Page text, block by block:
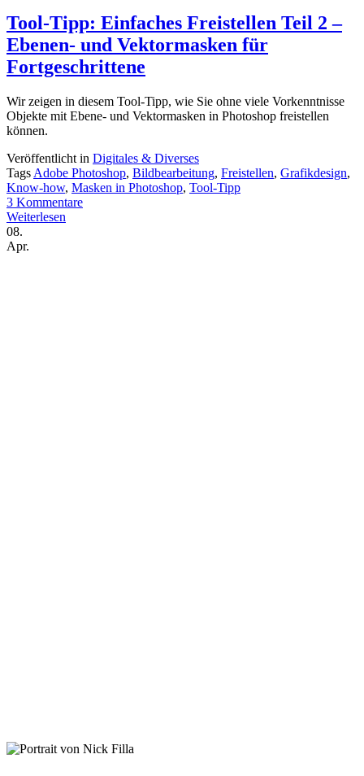
Tool-Tipp: Einfaches Freistellen Teil 2 –
Ebenen- und Vektormasken für
Fortgeschrittene
Wir zeigen in diesem Tool-Tipp, wie Sie ohne viele Vorkenntnisse
Objekte mit Ebene- und Vektormasken in Photoshop freistellen
können.
Veröffentlicht in Digitales & Diverses
Tags Adobe Photoshop, Bildbearbeitung, Freistellen, Grafikdesign,
Know-how, Masken in Photoshop, Tool-Tipp
3 Kommentare
Weiterlesen
08.
Apr.